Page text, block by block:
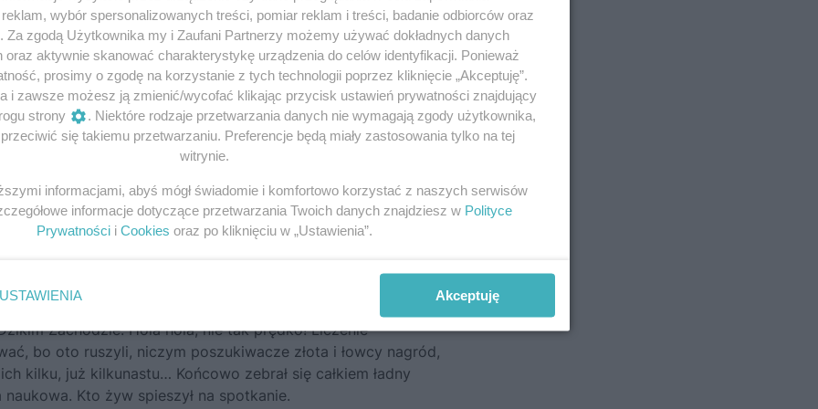
w samo południe, audytorium im. prof. Wincentego Danka na
scenie westernu, ale zamiast Chucka Norrisa z dymiącymi
i ona jedna.
sali mógłby jeszcze przetoczyć się swobodnie wyschnięty
Zachodzie. Hola hola, nie tak prędko! Liczenie
bo oto ruszyli, niczym poszukiwacze złota i łowcy nagród,
kilku, już kilkunastu… Końcowo zebrał się całkiem ładny
Kto żyw spieszył na spotkanie.
wybór spersonalizowanych treści, pomiar reklam i treści, badanie odbiorców oraz
Za zgodą Użytkownika my i Zaufani Partnerzy możemy używać dokładnych danych
oraz aktywnie skanować charakterystykę urządzenia do celów identyfikacji. Ponieważ
prosimy o zgodę na korzystanie z tych technologii poprzez kliknięcie „Akceptuję”.
i zawsze możesz ją zmienić/wycofać klikając przycisk ustawień prywatności znajdujący
strony
. Niektóre rodzaje przetwarzania danych nie wymagają zgody użytkownika,
się takiemu przetwarzaniu. Preferencje będą miały zastosowania tylko na tej
witrynie.
informacjami, abyś mógł świadomie i komfortowo korzystać z naszych serwisów
informacje dotyczące przetwarzania Twoich danych znajdziesz w Polityce
Prywatności i Cookies oraz po kliknięciu w „Ustawienia”.
USTAWIENIA Akceptuję